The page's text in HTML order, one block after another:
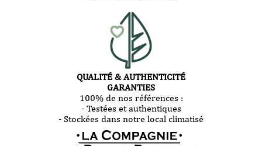
QUALITÉ & AUTHENTICITÉ
GARANTIES
100% de nos références :
- Testées et authentiques
- Stockées dans notre local climatisé